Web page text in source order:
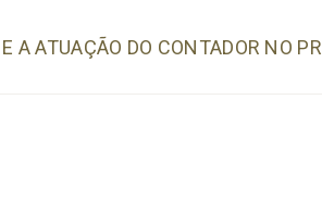
ATUAÇÃO DO CONTADOR NO